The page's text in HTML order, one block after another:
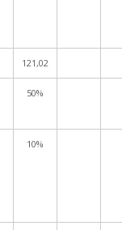
121,02
50%
10%